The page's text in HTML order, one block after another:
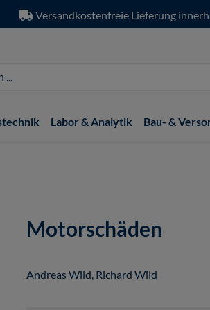
Versandkostenfreie Lieferung
Labor & Analytik Bau- &
Motorschäden
Andreas Wild, Richard Wild